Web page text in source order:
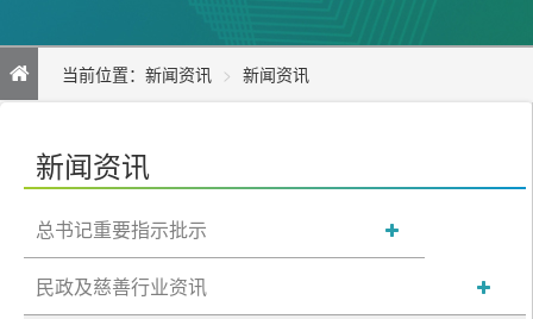
当前位置： 新闻资讯 新闻资讯
更加壮美的新篇章——写在2025年全国两会闭幕之际》
新闻资讯
总书记重要指示批示
民政及慈善行业资讯